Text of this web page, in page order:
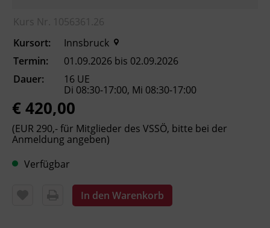
Skibindungen erklären.
mechanische und elektronische
Bindungssysteme vergleichen.
Skibindungen fachgerecht montieren
und justieren.
die einschlägigen Sicherheitsnormen (z.
B. ISO 11088) sowie Dokumentations-
und Haftungspflichten berücksichtigen.
das Bindungseinstellprüfgerät bedienen
Kund_innen im Verkaufs- und
Serviceprozess beraten und die
Kurs Nr. 1056361.26
Kursort:
Innsbruck
Termin:
01.09.2026 bis 02.09.2026
Dauer:
16 UE
Di 08:30-17:00, Mi 08:30-17:00
€ 420,00
(EUR 290,- für Mitglieder des VSSÖ, bitte bei der
Anmeldung angeben)
Verfügbar
In den Warenkorb